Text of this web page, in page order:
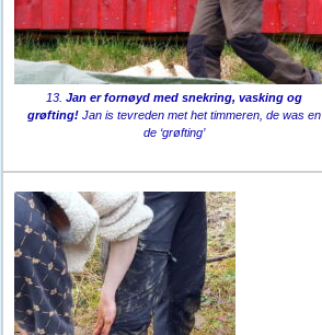
13.Jan er fornøyd med snekring, vasking og
grøfting! Jan is tevreden met het timmeren, de was en
de ‘grøfting’